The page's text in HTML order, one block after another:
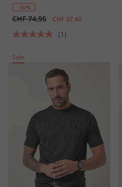
bis 8 XL
- 50%
CHF 74,95 CHF 37,40
(1)
Sale